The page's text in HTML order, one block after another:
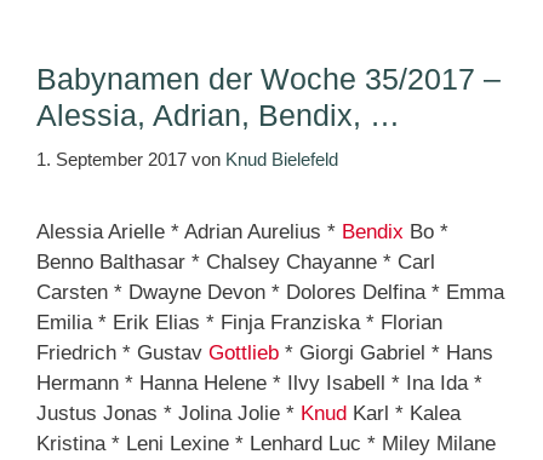
Babynamen der Woche 35/2017 –
Alessia, Adrian, Bendix, …
1. September 2017 von Knud Bielefeld
Alessia Arielle * Adrian Aurelius * Bendix Bo *
Benno Balthasar * Chalsey Chayanne * Carl
Carsten * Dwayne Devon * Dolores Delfina * Emma
Emilia * Erik Elias * Finja Franziska * Florian
Friedrich * Gustav Gottlieb * Giorgi Gabriel * Hans
Hermann * Hanna Helene * Ilvy Isabell * Ina Ida *
Justus Jonas * Jolina Jolie * Knud Karl * Kalea
Kristina * Leni Lexine * Lenhard Luc * Miley Milane